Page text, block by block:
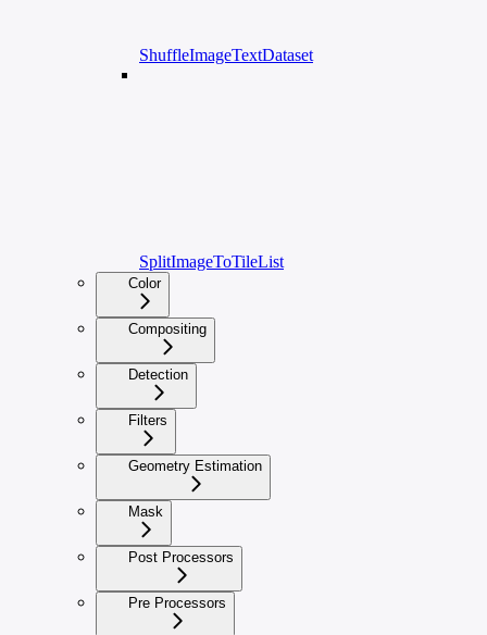
ShuffleImageTextDataset
SplitImageToTileList
Color
Compositing
Detection
Filters
Geometry Estimation
Mask
Post Processors
Pre Processors